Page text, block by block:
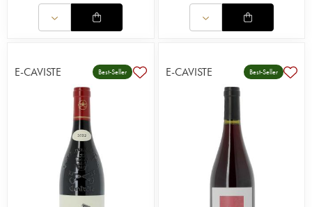
E-CAVISTE Best-Seller E-CAVISTE Best-Seller